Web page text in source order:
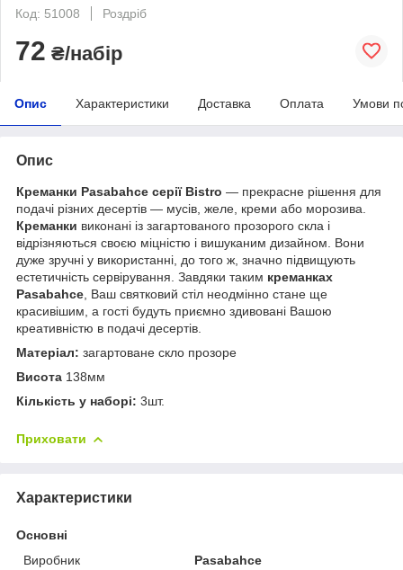
Код: 51008
Роздріб
72 ₴/набір
Опис Характеристики Доставка Оплата Умови
Опис
Креманки Pasabahce серії Bistro — прекрасне рішення для
подачі різних десертів — мусів, желе, креми або морозива.
Креманки виконані із загартованого прозорого скла і
відрізняються своєю міцністю і вишуканим дизайном. Вони
дуже зручні у використанні, до того ж, значно підвищують
естетичність сервірування. Завдяки таким креманках
Pasabahce , Ваш святковий стіл неодмінно стане ще
красивішим, а гості будуть приємно здивовані Вашою
креативністю в подачі десертів.
Матеріал: загартоване скло прозоре
Висота 138мм
Кількість у наборі: 3шт.
Приховати
Характеристики
Основні
Виробник
Pasabahce